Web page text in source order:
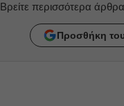
Βρείτε περισσότερα
Προσθήκη